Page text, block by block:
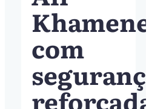
com
segurança
reforçada